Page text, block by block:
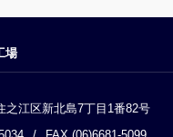
場
之江区新北島7丁目1番82号